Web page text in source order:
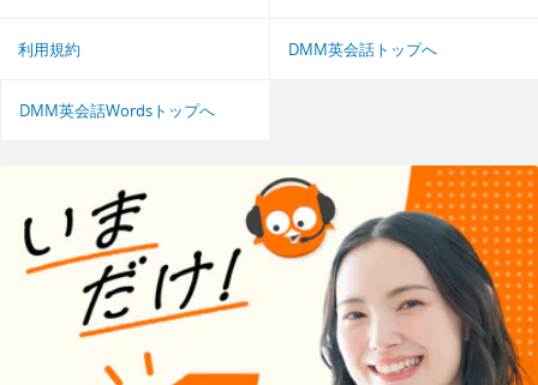
利用規約 DMM英会話トップへ
DMM英会話Wordsトップへ